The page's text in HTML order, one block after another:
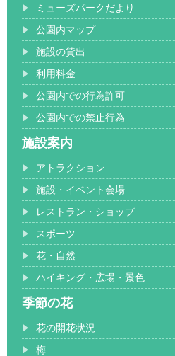
ミューズパークだより
公園内マップ
施設の貸出
利用料金
公園内での行為許可
公園内での禁止行為
施設案内
アトラクション
施設・イベント会場
レストラン・ショップ
スポーツ
花・自然
ハイキング・広場・景色
季節の花
花の開花状況
梅